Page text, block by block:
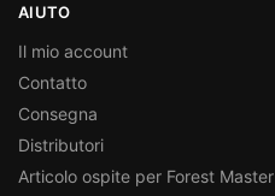
AIUTO
Il mio account
Contatto
Consegna
Distributori
Articolo ospite per Forest Master